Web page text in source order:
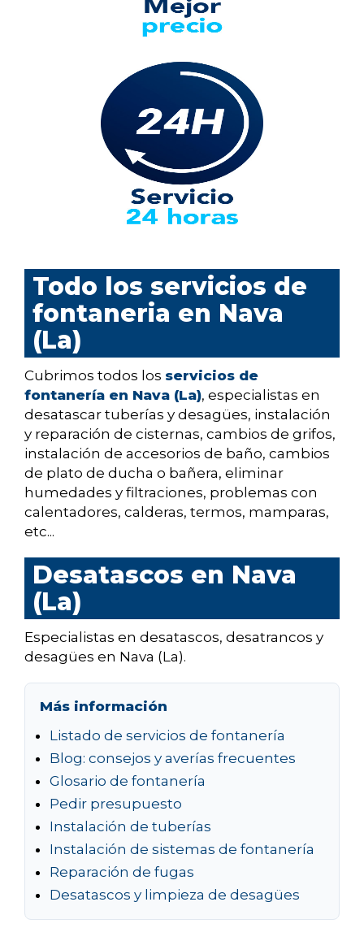
Todo los servicios de
fontaneria en Nava
(La)
Cubrimos todos los servicios de
fontanería en Nava (La), especialistas en
desatascar tuberías y desagües, instalación
y reparación de cisternas, cambios de grifos,
instalación de accesorios de baño, cambios
de plato de ducha o bañera, eliminar
humedades y filtraciones, problemas con
calentadores, calderas, termos, mamparas,
etc...
Desatascos en Nava
(La)
Especialistas en desatascos, desatrancos y
desagües en Nava (La).
Más información
Listado de servicios de fontanería
Blog: consejos y averías frecuentes
Glosario de fontanería
Pedir presupuesto
Instalación de tuberías
Instalación de sistemas de fontanería
Reparación de fugas
Desatascos y limpieza de desagües